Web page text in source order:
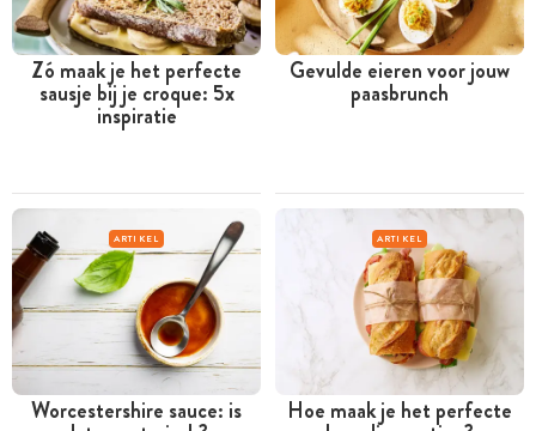
Zó maak je het perfecte
sausje bij je croque: 5x
inspiratie
Gevulde eieren voor jouw
paasbrunch
ARTIKEL
Worcestershire sauce: is
ARTIKEL
Hoe maak je het perfecte